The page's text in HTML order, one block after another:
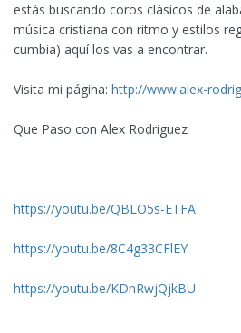
estás buscando coros clásicos de
música cristiana con ritmo y estilos
cumbia) aquí los vas a encontrar.
Visita mi página: http://www.alex-
Que Paso con Alex Rodriguez
https://youtu.be/QBLO5s-ETFA
https://youtu.be/8C4g33CFlEY
https://youtu.be/KDnRwjQjkBU